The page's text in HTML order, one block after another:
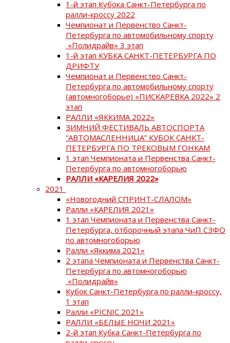
1-й этап Кубока Санкт-Петербурга по
ралли-кроссу 2022
Чемпионат и Первенство Санкт-
Петербурга по автомобильному спорту
«Полидрайв» 3 этап
1-й этап КУБКА САНКТ-ПЕТЕРБУРГА ПО
ДРИФТУ
Чемпионат и Первенство Санкт-
Петербурга по автомобильному спорту
(автомногоборье) «ПИСКАРЕВКА 2022» 2
этап
РАЛЛИ «ЯККИМА 2022»
ЗИМНИЙ ФЕСТИВАЛЬ АВТОСПОРТА
“АВТОМАСЛЕННИЦА” КУБОК САНКТ-
ПЕТЕРБУРГА ПО ТРЕКОВЫМ ГОНКАМ
1 этап Чемпионата и Первенства Санкт-
Петербурга по автомногоборью
РАЛЛИ «КАРЕЛИЯ 2022»
2021
«Новогодний СПРИНТ-СЛАЛОМ»
Ралли «КАРЕЛИЯ 2021»
1 этап Чемпионата и Первенства Санкт-
Петербурга, отборочный этапа ЧиП СЗФО
по автомногоборью
Ралли «Яккима 2021»
2 этапа Чемпионата и Первенства Санкт-
Петербурга по автомногоборью
«Полидрайв»
Кубок Санкт-Петербурга по ралли-кроссу,
1 этап
Ралли «PICNIC 2021»
РАЛЛИ «БЕЛЫЕ НОЧИ 2021»
2-й этап Кубка Санкт-Петербурга по